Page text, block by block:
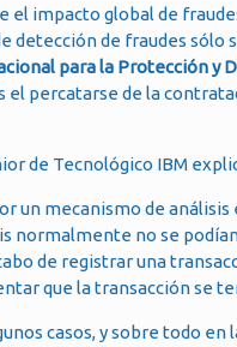
el impacto global de
detección de fraudes sólo
para la Protección y
el percatarse de la
de Tecnológico IBM
un mecanismo de
normalmente no se
de registrar una
que la transacción se
casos, y sobre todo en